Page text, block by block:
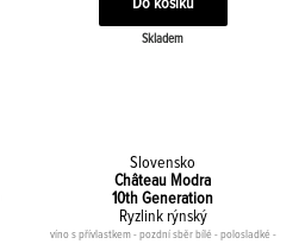
Skladem
Slovensko
Château Modra
10th Generation
Ryzlink rýnský
víno s přívlastkem - pozdní sběr bílé - polosladké -